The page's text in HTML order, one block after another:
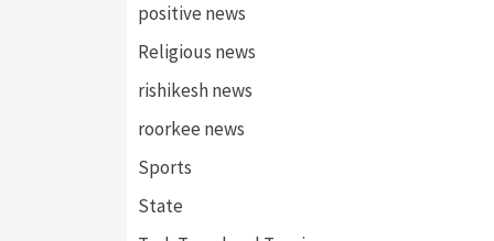
positive news
Religious news
rishikesh news
roorkee news
Sports
State